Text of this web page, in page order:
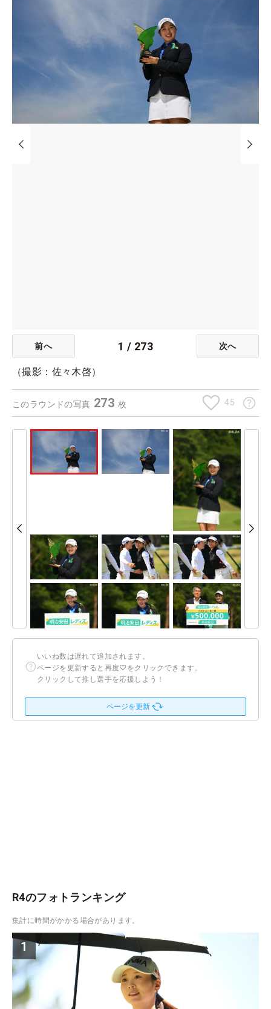
前へ 1 / 273 次へ
（撮影：佐々木啓）
このラウンドの写真 273 枚 45
いいね数は遅れて追加されます。
ページを更新すると再度♡をクリックできます。
クリックして推し選手を応援しよう！
ページを更新
R4のフォトランキング
集計に時間がかかる場合があります。
1